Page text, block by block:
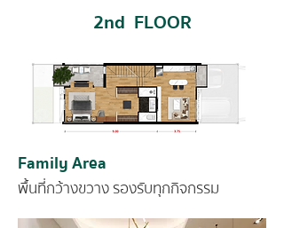
2nd FLOOR
Family Area
พื้นที่กว้างขวาง รองรับทุกกิจกรรม